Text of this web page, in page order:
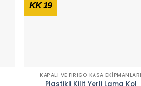
KK 19
KAPALI VE FIRIGO KASA EKIPMANLARI
Plastikli Kilit Yerli Lama Kol